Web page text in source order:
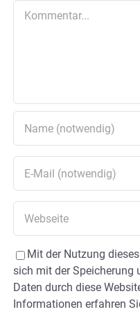
Mit der Nutzung
sich mit der Speicherung
Daten durch diese
Informationen erfahren